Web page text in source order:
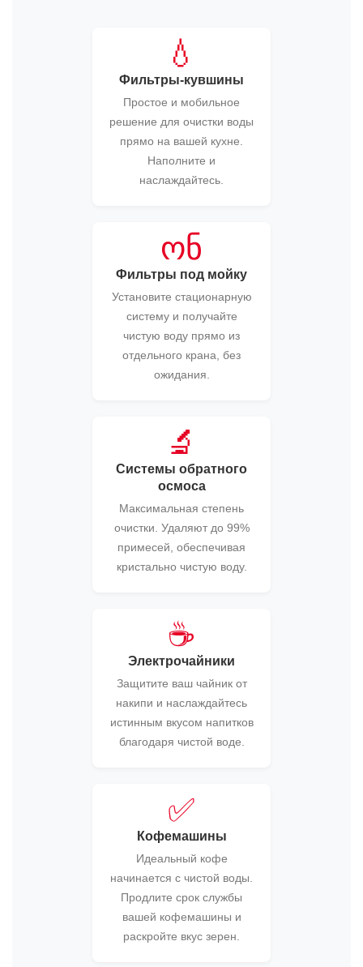
💧
Фильтры-кувшины
Простое и мобильное
решение для очистки воды
прямо на вашей кухне.
Наполните и
наслаждайтесь.
ონ
Фильтры под мойку
Установите стационарную
систему и получайте
чистую воду прямо из
отдельного крана, без
ожидания.
🔬
Системы обратного
осмоса
Максимальная степень
очистки. Удаляют до 99%
примесей, обеспечивая
кристально чистую воду.
☕
Электрочайники
Защитите ваш чайник от
накипи и наслаждайтесь
истинным вкусом напитков
благодаря чистой воде.
✅
Кофемашины
Идеальный кофе
начинается с чистой воды.
Продлите срок службы
вашей кофемашины и
раскройте вкус зерен.